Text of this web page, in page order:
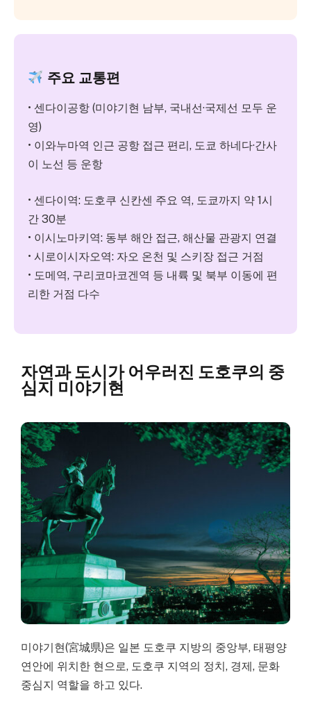
주요 교통편
• 센다이공항 (미야기현 남부, 국내선·국제선 모두 운
영)
• 이와누마역 인근 공항 접근 편리, 도쿄 하네다·간사
이 노선 등 운항
• 센다이역: 도호쿠 신칸센 주요 역, 도쿄까지 약 1시
간 30분
• 이시노마키역: 동부 해안 접근, 해산물 관광지 연결
• 시로이시자오역: 자오 온천 및 스키장 접근 거점
• 도메역, 구리코마코겐역 등 내륙 및 북부 이동에 편
리한 거점 다수
자연과 도시가 어우러진 도호쿠의 중
심지 미야기현
미야기현(宮城県)은 일본 도호쿠 지방의 중앙부, 태평양
연안에 위치한 현으로, 도호쿠 지역의 정치, 경제, 문화
중심지 역할을 하고 있다.